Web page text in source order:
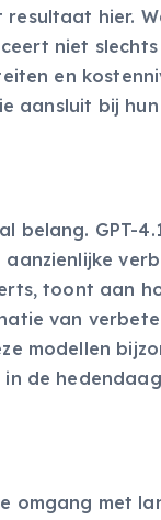
resultaat hier.
niet
en
aansluit bij
belang. GPT-
aanzienlijke
toont aan
van
modellen
de
omgang met